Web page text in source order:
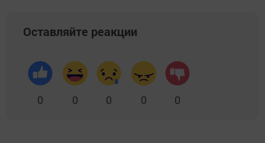
Оставляйте реакции
0 0 0 0 0